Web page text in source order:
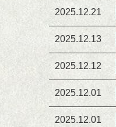
2025.12.21
2025.12.13
2025.12.12
2025.12.01
2025.12.01